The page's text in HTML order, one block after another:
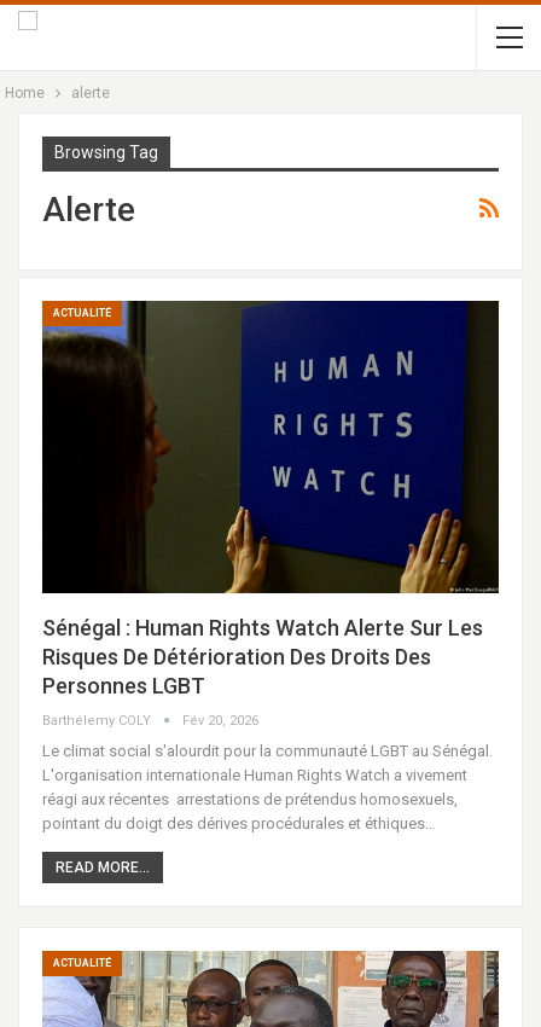
Home alerte
Browsing Tag
Alerte
ACTUALITÉ
​Sénégal : Human Rights Watch Alerte Sur Les
Risques De Détérioration Des Droits Des
Personnes LGBT
Barthélemy COLY Fév 20, 2026
Le climat social s'alourdit pour la communauté LGBT au Sénégal.
L'organisation internationale Human Rights Watch a vivement
réagi aux récentes arrestations de prétendus homosexuels,
pointant du doigt des dérives procédurales et éthiques…
READ MORE...
ACTUALITÉ